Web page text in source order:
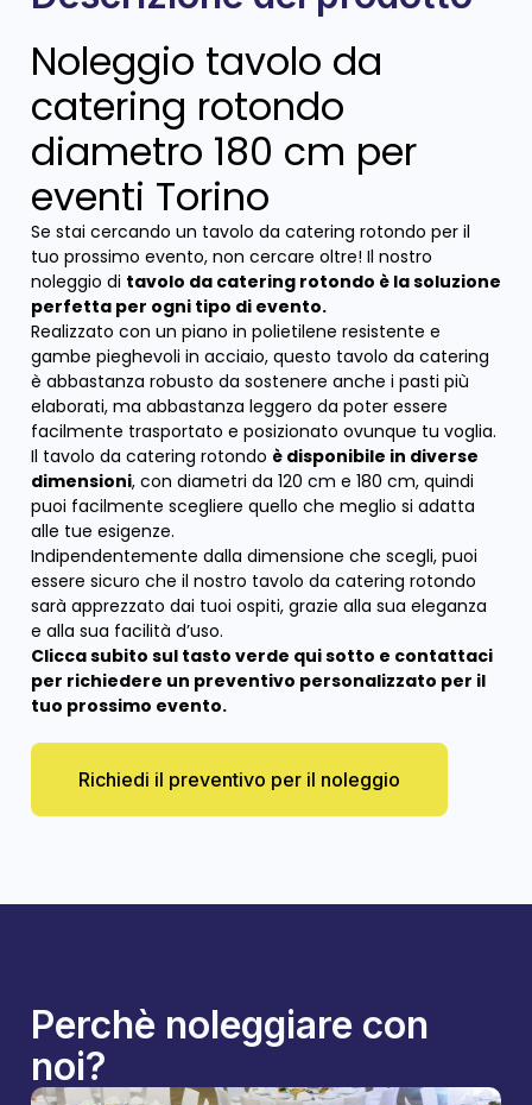
Noleggio tavolo da
catering rotondo
diametro 180 cm per
eventi Torino
Se stai cercando un tavolo da catering rotondo per il
tuo prossimo evento, non cercare oltre! Il nostro
noleggio di tavolo da catering rotondo è la soluzione
perfetta per ogni tipo di evento.
Realizzato con un piano in polietilene resistente e
gambe pieghevoli in acciaio, questo tavolo da catering
è abbastanza robusto da sostenere anche i pasti più
elaborati, ma abbastanza leggero da poter essere
facilmente trasportato e posizionato ovunque tu voglia.
Il tavolo da catering rotondo è disponibile in diverse
dimensioni, con diametri da 120 cm e 180 cm, quindi
puoi facilmente scegliere quello che meglio si adatta
alle tue esigenze.
Indipendentemente dalla dimensione che scegli, puoi
essere sicuro che il nostro tavolo da catering rotondo
sarà apprezzato dai tuoi ospiti, grazie alla sua eleganza
e alla sua facilità d’uso.
Clicca subito sul tasto verde qui sotto e contattaci
per richiedere un preventivo personalizzato per il
tuo prossimo evento.
Richiedi il preventivo per il noleggio
Perchè noleggiare con
noi?